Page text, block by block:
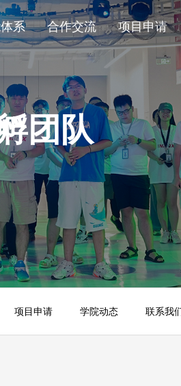
科创学院
学院百科
于我们
学院文化 / 走进学院
孵团队
业导师
赋能体系
系 合作交流 项目申请
团队
项目申请 学院动态 联系我